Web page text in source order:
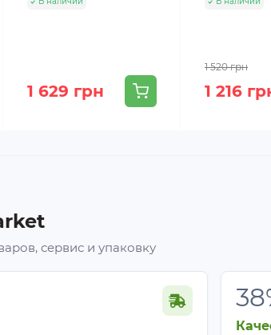
1 629 грн
1 520 грн
1 216
сервис и упаковку